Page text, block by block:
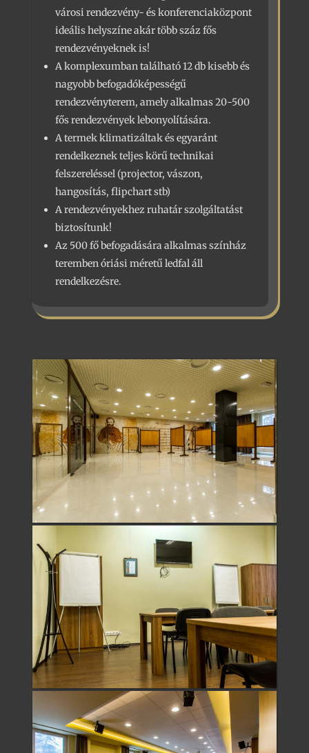
városi rendezvény- és konferenciaközpont
ideális helyszíne akár több száz fős
rendezvényeknek is!
A komplexumban található 12 db kisebb és
nagyobb befogadóképességű
rendezvényterem, amely alkalmas 20-500
fős rendezvények lebonyolítására.
A termek klimatizáltak és egyaránt
rendelkeznek teljes körű technikai
felszereléssel (projector, vászon,
hangosítás, flipchart stb)
A rendezvényekhez ruhatár szolgáltatást
biztosítunk!
Az 500 fő befogadására alkalmas színház
teremben óriási méretű ledfal áll
rendelkezésre.